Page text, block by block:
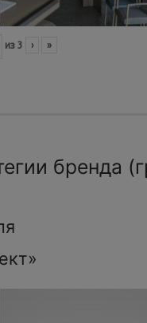
из 3 › »
бренда